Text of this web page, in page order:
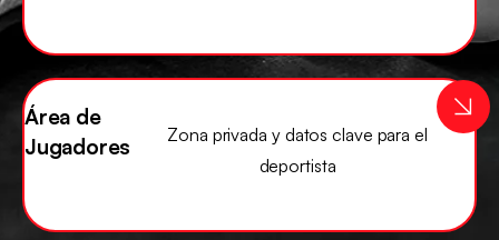
Área de
Jugadores
Zona privada y datos clave para el
deportista